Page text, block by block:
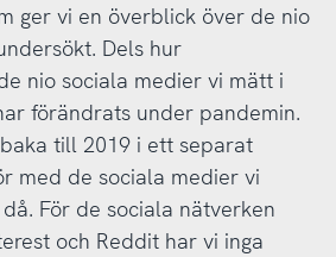
ger vi en överblick över de nio
Dels hur
nio sociala medier vi mätt i
förändrats under pandemin.
till 2019 i ett separat
med de sociala medier vi
För de sociala nätverken
och Reddit har vi inga